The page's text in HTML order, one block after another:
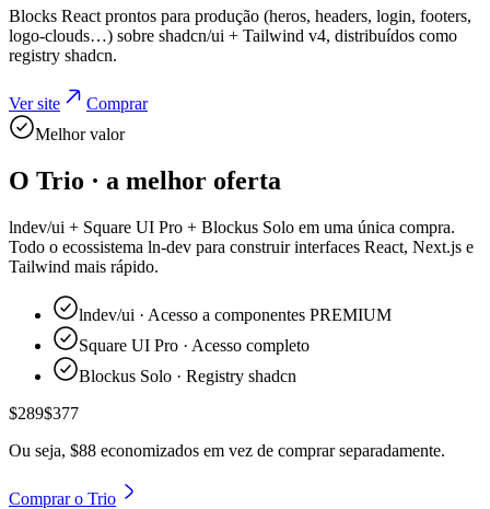
Blocks React prontos para produção (heros, headers, login, footers,
logo-clouds…) sobre shadcn/ui + Tailwind v4, distribuídos como
registry shadcn.
Ver site
Comprar
Melhor valor
O Trio · a melhor oferta
lndev/ui + Square UI Pro + Blockus Solo em uma única compra.
Todo o ecossistema ln-dev para construir interfaces React, Next.js e
Tailwind mais rápido.
lndev/ui · Acesso a componentes PREMIUM
Square UI Pro · Acesso completo
Blockus Solo · Registry shadcn
$289$377
Ou seja, $88 economizados em vez de comprar separadamente.
Comprar o Trio